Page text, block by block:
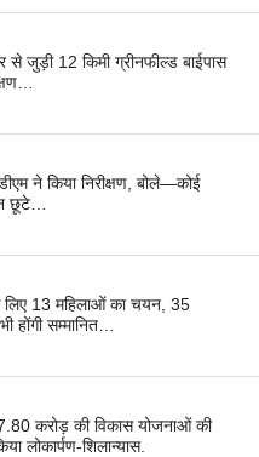
से जुड़ी 12 किमी ग्रीनफील्ड बाईपास
ने किया निरीक्षण, बोले—कोई
छूटे…
लिए 13 महिलाओं का चयन, 35
होंगी सम्मानित…
करोड़ की विकास योजनाओं की
लोकार्पण-शिलान्यास.